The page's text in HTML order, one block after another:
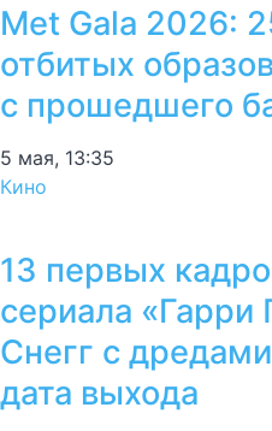
Met Gala 2026:
отбитых
с прошедшего
5 мая, 13:35
Кино
13 первых
сериала «Гарри
Снегг с
дата выхода